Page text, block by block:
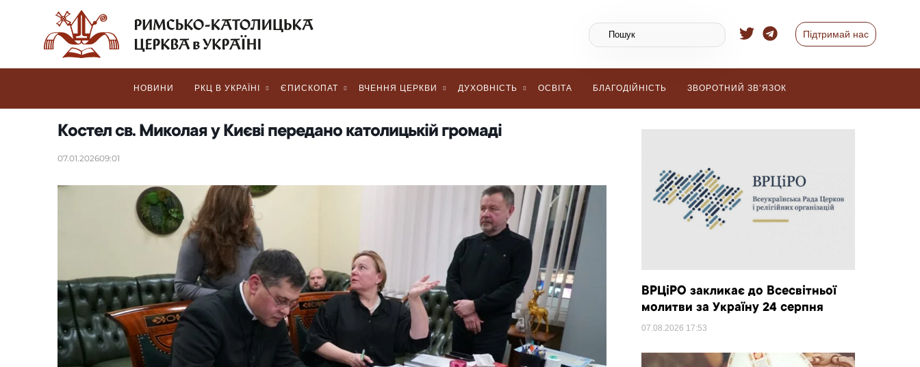
Підтримай нас
НОВИНИ РКЦ В УКРАЇНІ ЄПИСКОПАТ ВЧЕННЯ ЦЕРКВИ ДУХОВНІСТЬ ОСВІТА БЛАГОДІЙНІСТЬ ЗВОРОТНИЙ ЗВ’ЯЗОК
Костел св. Миколая у Києві передано католицькій громаді
07.01.202609:01
ВРЦіРО закликає до Всесвітньої
молитви за Україну 24 серпня
07.08.2026 17:53